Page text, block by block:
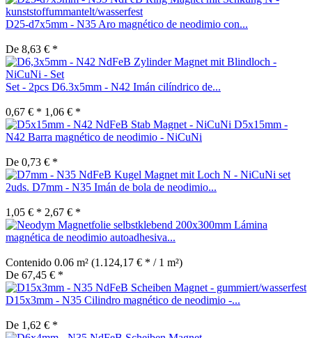
D25-d7x5mm - N35 Aro magnético de neodimio con...
De 8,63 € *
Set - 2pcs D6.3x5mm - N42 Imán cilíndrico de...
0,67 € * 1,06 € *
D5x15mm -
N42 Barra magnético de neodimio - NiCuNi
De 0,73 € *
set
2uds. D7mm - N35 Imán de bola de neodimio...
1,05 € * 2,67 € *
Lámina
magnética de neodimio autoadhesiva...
Contenido 0.06 m² (1.124,17 € * / 1 m²)
De 67,45 € *
D15x3mm - N35 Cilindro magnético de neodimio -...
De 1,62 € *